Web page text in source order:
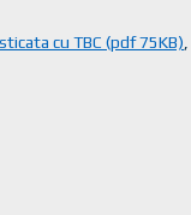
cu TBC (pdf 75KB)